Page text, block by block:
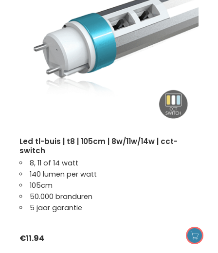
led tl-buis | t8 | 105cm | 8w/11w/14w | cct-
switch
8, 11 of 14 watt
140 lumen per watt
105cm
50.000 branduren
5 jaar garantie
€11.94